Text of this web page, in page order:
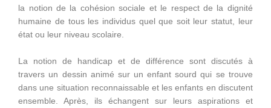
la notion de la cohésion sociale et le respect de la dignité
humaine de tous les individus quel que soit leur statut, leur
état ou leur niveau scolaire.
La notion de handicap et de différence sont discutés à
travers un dessin animé sur un enfant sourd qui se trouve
dans une situation reconnaissable et les enfants en discutent
ensemble. Après, ils échangent sur leurs aspirations et